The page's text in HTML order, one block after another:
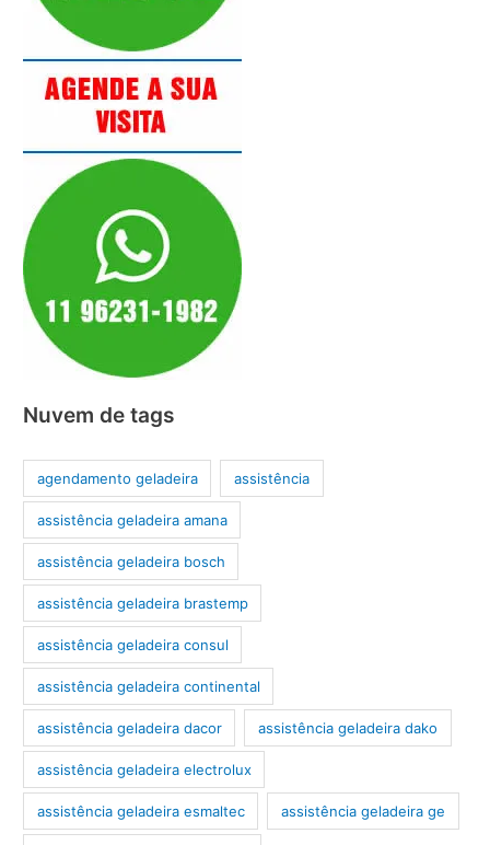
Nuvem de tags
agendamento geladeira assistência
assistência geladeira amana
assistência geladeira bosch
assistência geladeira brastemp
assistência geladeira consul
assistência geladeira continental
assistência geladeira dacor assistência geladeira dako
assistência geladeira electrolux
assistência geladeira esmaltec assistência geladeira ge